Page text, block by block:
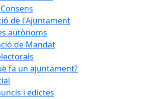
de l'Ajuntament
autònoms
de Mandat
fa un ajuntament?
i edictes